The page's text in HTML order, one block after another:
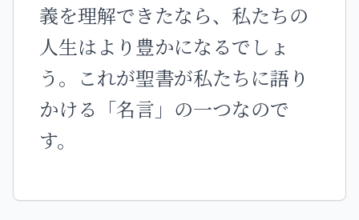
義を理解できたなら、私たちの
人生はより豊かになるでしょ
う。これが聖書が私たちに語り
かける「名言」の一つなので
す。